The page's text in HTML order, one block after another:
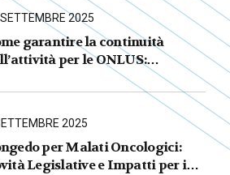
2025
garantire la continuità
per le ONLUS :
al RUNTS entro il
2026
2025
per Malati Oncologici:
Legislative e Impatti per i